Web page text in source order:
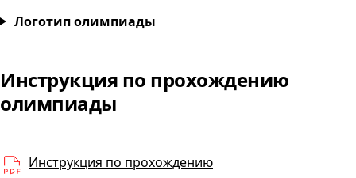
Логотип олимпиады
Приготовление сладких блюд и напитков
Инструкция по прохождению
олимпиадыПриготовление
Инструкция по прохождению
PDF